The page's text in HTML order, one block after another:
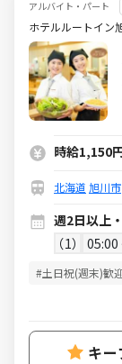
アルバイト・パート
ホテルルートイン
時給1,150
北海道 旭川市
週2日以上
1
05:00
#土日祝(週末)歓
キー